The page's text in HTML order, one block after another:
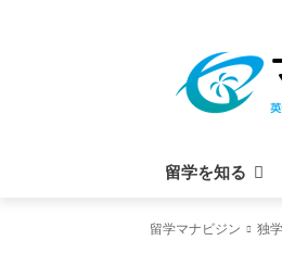
留学を知る
留学マナビジン 独